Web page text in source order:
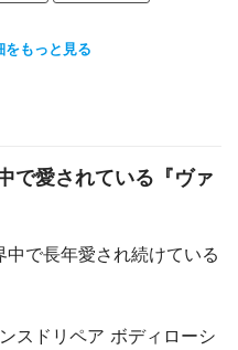
をもっと見る
で愛されている『ヴァ
中で長年愛され続けている
スドリペア ボディローシ